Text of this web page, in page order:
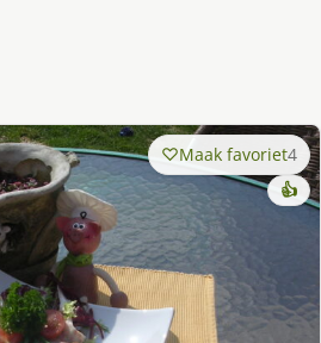
Maak favoriet4
👍